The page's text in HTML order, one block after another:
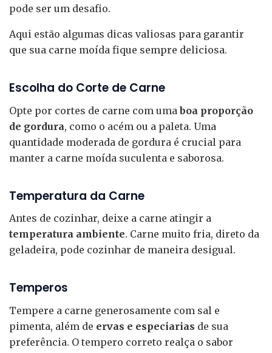
pode ser um desafio.
Aqui estão algumas dicas valiosas para garantir
que sua carne moída fique sempre deliciosa.
Escolha do Corte de Carne
Opte por cortes de carne com umaboa proporção
de gordura, como o acém ou a paleta. Uma
quantidade moderada de gordura é crucial para
manter a carne moída suculenta e saborosa.
Temperatura da Carne
Antes de cozinhar, deixe a carne atingir a
temperatura ambiente. Carne muito fria, direto da
geladeira, pode cozinhar de maneira desigual.
Temperos
Tempere a carne generosamente com sal e
pimenta, além de ervas e especiarias de sua
preferência. O tempero correto realça o sabor